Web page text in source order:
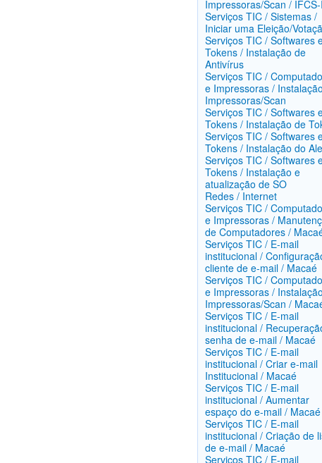
Impressoras/Scan /
Serviços TIC / Sistemas /
Iniciar uma Eleição/
Serviços TIC / Softwares
Tokens / Instalação de
Antivírus
Serviços TIC /
e Impressoras /
Impressoras/Scan
Serviços TIC / Softwares
Tokens / Instalação de
Serviços TIC / Softwares
Tokens / Instalação do
Serviços TIC / Softwares
Tokens / Instalação e
atualização de SO
Redes / Internet
Serviços TIC /
e Impressoras /
de Computadores /
Serviços TIC / E-mail
institucional /
cliente de e-mail / Macaé
Serviços TIC /
e Impressoras /
Impressoras/Scan /
Serviços TIC / E-mail
institucional /
senha de e-mail / Macaé
Serviços TIC / E-mail
institucional / Criar e-mail
Institucional / Macaé
Serviços TIC / E-mail
institucional / Aumentar
espaço do e-mail / Macaé
Serviços TIC / E-mail
institucional / Criação de
de e-mail / Macaé
Serviços TIC / E-mail